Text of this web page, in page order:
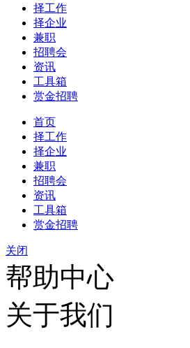
择工作
择企业
兼职
招聘会
资讯
工具箱
赏金招聘
首页
择工作
择企业
兼职
招聘会
资讯
工具箱
赏金招聘
关闭
帮助中心
关于我们